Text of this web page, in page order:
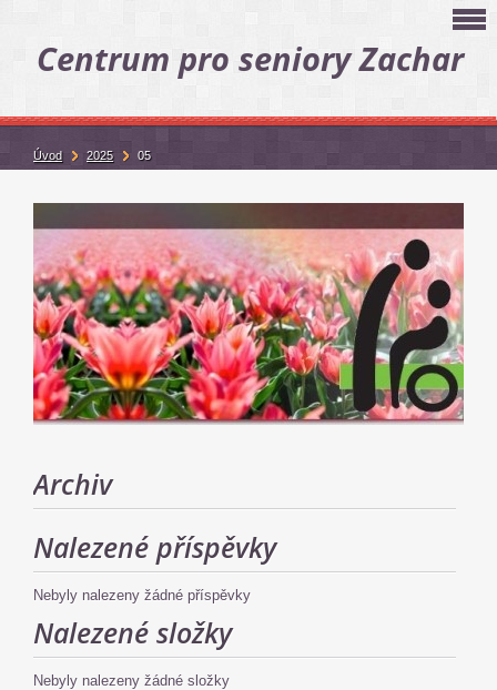
Centrum pro seniory Zachar
Archiv
Nalezené příspěvky
Nebyly nalezeny žádné příspěvky
Nalezené složky
Nebyly nalezeny žádné složky
Úvod 2025 05